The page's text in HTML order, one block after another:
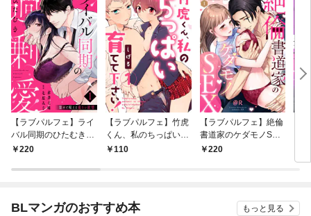
【ラブパルフェ】ライ
バル同期のひたむき過
剰愛～深々と咥える重
220
【ラブパルフェ】竹虎
くん、私のちっぱい育
てて下さい！ 1
110
【ラブパルフェ】絶倫
書道家のケダモノSEX
～雇い主が朝まで離し
220
絶
BLマンガのおすすめ本 もっと見る